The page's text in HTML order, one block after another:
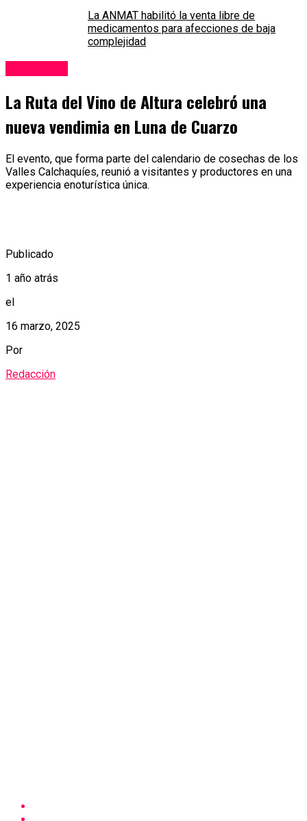
La ANMAT habilitó la venta libre de
medicamentos para afecciones de baja
complejidad
La Ruta del Vino de Altura celebró una
nueva vendimia en Luna de Cuarzo
El evento, que forma parte del calendario de cosechas de los
Valles Calchaquíes, reunió a visitantes y productores en una
experiencia enoturística única.
Publicado
1 año atrás
el
16 marzo, 2025
Por
Redacción